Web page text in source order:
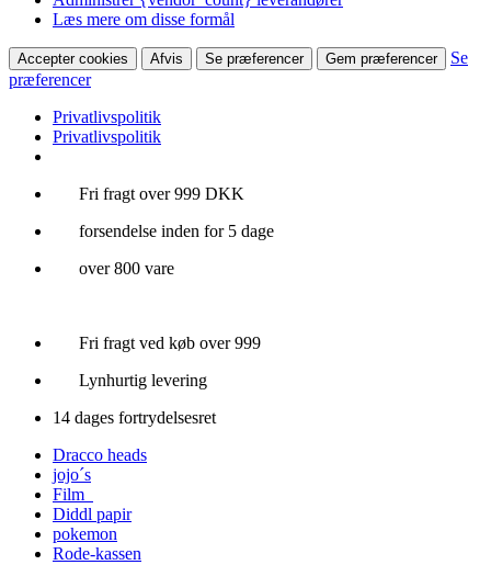
Læs mere om disse formål
Accepter cookies Afvis Se præferencer Gem præferencer
Se
præferencer
Privatlivspolitik
Privatlivspolitik
Videre
indhold
Fri fragt over 999 DKK
forsendelse inden for 5 dage
over 800 vare
Fri fragt ved køb over 999
Lynhurtig levering
14 dages fortrydelsesret
Dracco heads
jojo´s
Film
Diddl papir
pokemon
Rode-kassen